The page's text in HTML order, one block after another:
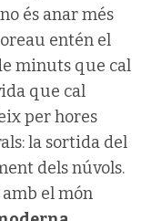
és anar més
entén el
minuts que cal
que cal
per hores
la sortida del
dels núvols.
el món